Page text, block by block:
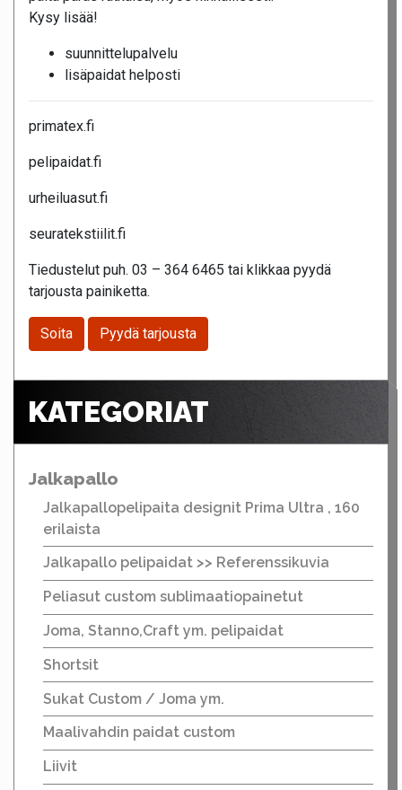
Kysy lisää!
suunnittelupalvelu
lisäpaidat helposti
primatex.fi
pelipaidat.fi
urheiluasut.fi
seuratekstiilit.fi
Tiedustelut puh. 03 – 364 6465 tai klikkaa pyydä
tarjousta painiketta.
Soita Pyydä tarjousta
KATEGORIAT
Jalkapallo
Jalkapallopelipaita designit Prima Ultra , 160
erilaista
Jalkapallo pelipaidat >> Referenssikuvia
Peliasut custom sublimaatiopainetut
Joma, Stanno,Craft ym. pelipaidat
Shortsit
Sukat Custom / Joma ym.
Maalivahdin paidat custom
Liivit